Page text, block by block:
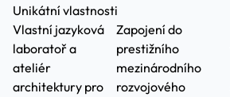
Unikátní vlastnosti
Vlastní jazyková
laboratoř a
ateliér
architektury pro
Zapojení do
prestižního
mezinárodního
rozvojového